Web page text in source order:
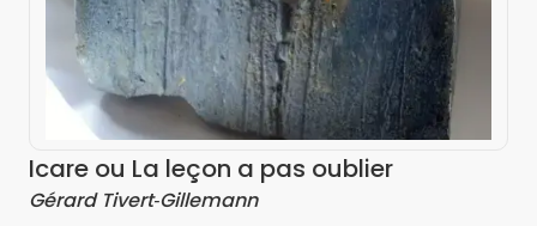
Icare ou La leçon a pas oublier
Gérard Tivert‑Gillemann